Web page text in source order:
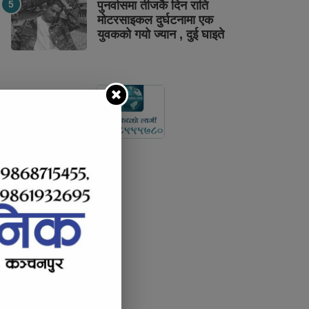
पुनर्वासमा तीजकै दिन राति
मोटरसाइकल दुर्घटनामा एक
युवकको गयो ज्यान , दुई घाइते